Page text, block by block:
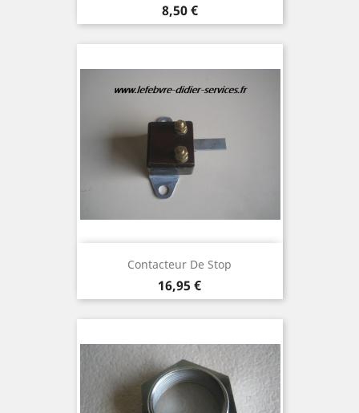
Prix
8,50 €
Contacteur De Stop
Prix
16,95 €